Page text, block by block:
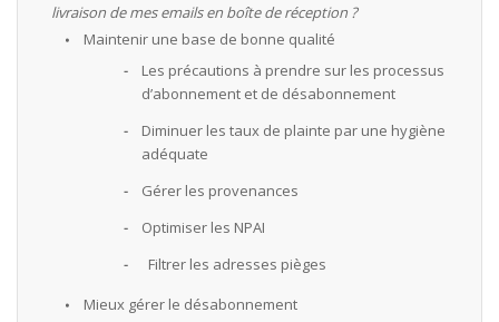
livraison de mes emails en boîte de réception ?
Maintenir une base de bonne qualité
Les précautions à prendre sur les processus
d’abonnement et de désabonnement
Diminuer les taux de plainte par une hygiène
adéquate
Gérer les provenances
Optimiser les NPAI
Filtrer les adresses pièges
Mieux gérer le désabonnement